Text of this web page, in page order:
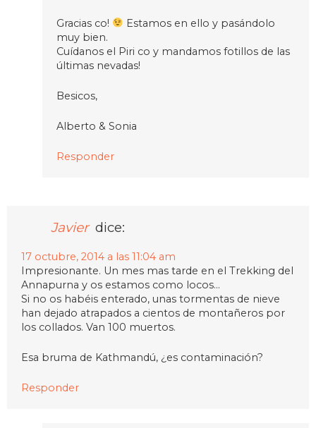
Gracias co!
Estamos en ello y pasándolo
muy bien.
Cuídanos el Piri co y mandamos fotillos de las
últimas nevadas!
Besicos,
Alberto & Sonia
Responder
Javier dice:
17 octubre, 2014 a las 11:04 am
Impresionante. Un mes mas tarde en el Trekking del
Annapurna y os estamos como locos…
Si no os habéis enterado, unas tormentas de nieve
han dejado atrapados a cientos de montañeros por
los collados. Van 100 muertos.
Esa bruma de Kathmandú, ¿es contaminación?
Responder